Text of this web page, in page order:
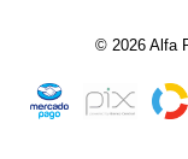
© 2026 Alfa